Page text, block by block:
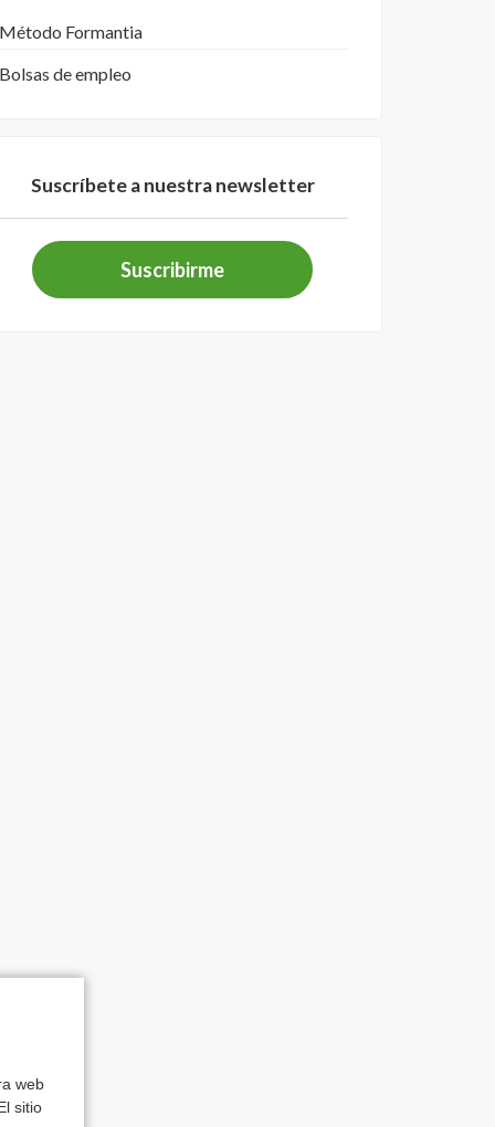
web
sitio
Método Formantia
Bolsas de empleo
Suscríbete a nuestra newsletter
Suscribirme